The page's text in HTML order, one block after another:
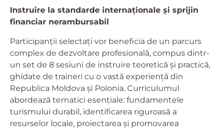
Instruire la standarde internaționale și sprijin
financiar nerambursabil
Participanții selectați vor beneficia de un parcurs
complex de dezvoltare profesională, compus dintr-
un set de 8 sesiuni de instruire teoretică și practică,
ghidate de traineri cu o vastă experiență din
Republica Moldova și Polonia. Curriculumul
abordează tematici esențiale: fundamentele
turismului durabil, identificarea riguroasă a
resurselor locale, proiectarea și promovarea